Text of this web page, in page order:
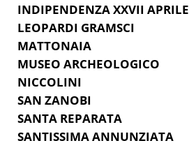
INDIPENDENZA XXVII APRILE
LEOPARDI GRAMSCI
MATTONAIA
MUSEO ARCHEOLOGICO
NICCOLINI
SAN ZANOBI
SANTA REPARATA
SANTISSIMA ANNUNZIATA